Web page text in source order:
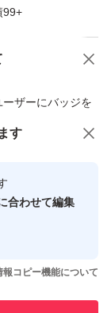
99+
ザーにバッジを
ーです
実績があります
への質問
す
合わせて編集
報コピー機能について